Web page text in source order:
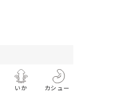
いか
カシュー